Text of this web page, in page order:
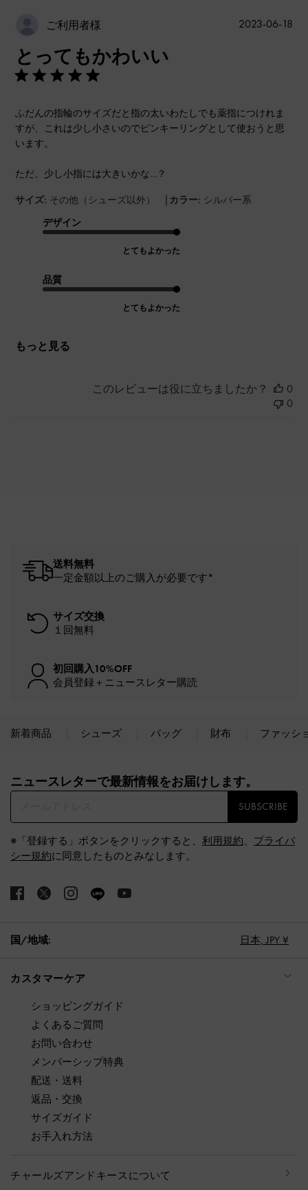
ご利用者様
とってもかわいい
ふだんの指輪のサイズだと指の太いわたしでも薬指につけれま
すが、これは少し小さいのでピンキーリングとして使おうと思
います。
ただ、少し小指には大きいかな…？
サイズ: その他（シューズ以外） | カラー: シルバー系
デザイン
とてもよかった
品質
とてもよかった
もっと見る
公
2023-06-18
このレビューは役に立ちましたか？
0
0
送料無料
一定金額以上のご購入が必要です*
サイズ交換
１回無料
初回購入10%OFF
会員登録＋ニュースレター購読
新着商品 シューズ バッグ 財布 ファッシ
ニュースレターで最新情報をお届けします。​
SUBSCRIBE
※「登録する」ボタンをクリックすると、 利用規約、 プライバ
シー規約に同意したものとみなします。
国/地域: 日本, JPY ¥
カスタマーケア
ショッピングガイド
よくあるご質問
お問い合わせ
メンバーシップ特典
配送・送料
返品・交換
サイズガイド
お手入れ方法
チャールズアンドキースについて